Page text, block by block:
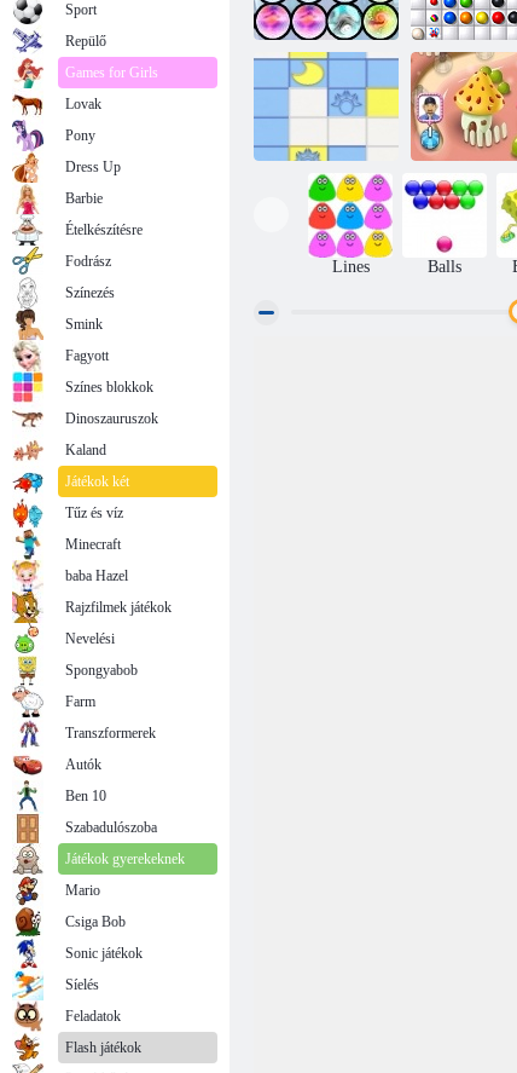
Mind Your
Marbles
Linez
Szikla-Ola
Lines Balls
Sport
Repülő
Games for Girls
Lovak
Pony
Dress Up
Barbie
Ételkészítésre
Fodrász
Színezés
Smink
Fagyott
Színes blokkok
Dinoszauruszok
Kaland
Játékok két
Tűz és víz
Minecraft
baba Hazel
Rajzfilmek játékok
Nevelési
Spongyabob
Farm
Transzformerek
Autók
Ben 10
Szabadulószoba
Játékok gyerekeknek
Mario
Csiga Bob
Sonic játékok
Síelés
Feladatok
Flash játékok